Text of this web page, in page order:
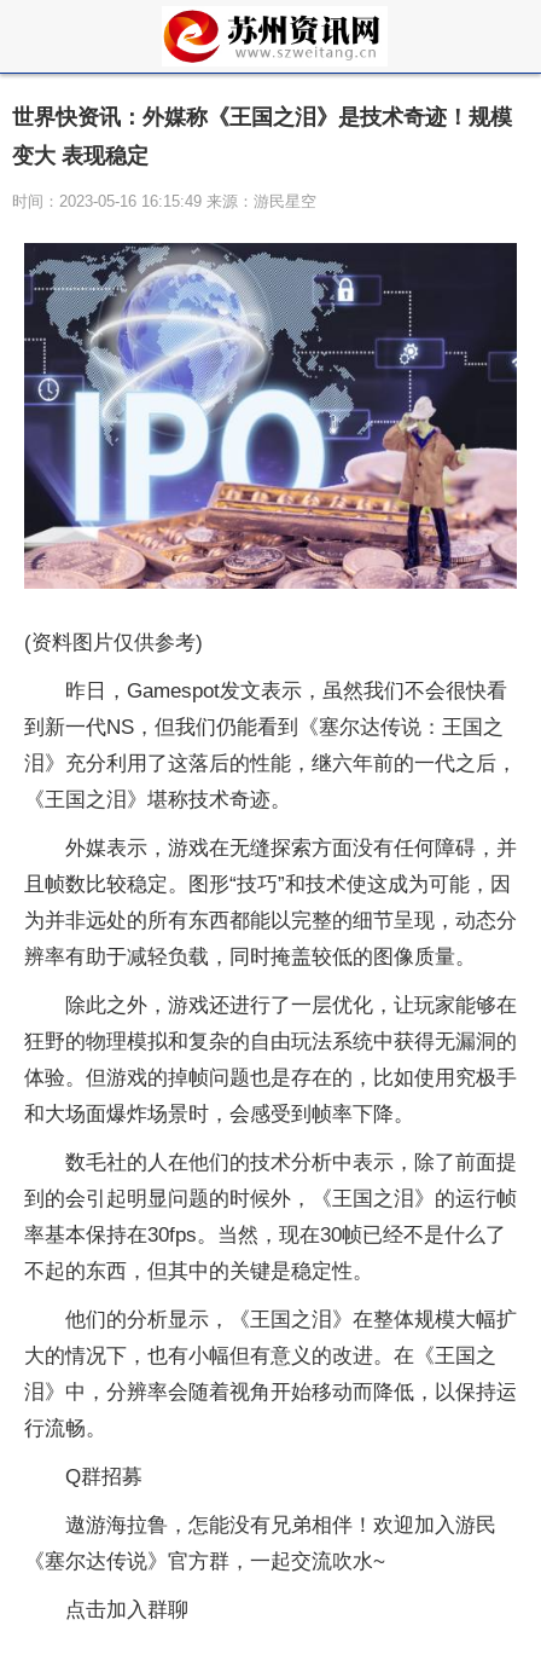
世界快资讯：外媒称《王国之泪》是技术奇迹！规模
变大 表现稳定
时间：2023-05-16 16:15:49 来源：游民星空
(资料图片仅供参考)
昨日，Gamespot发文表示，虽然我们不会很快看
到新一代NS，但我们仍能看到《塞尔达传说：王国之
泪》充分利用了这落后的性能，继六年前的一代之后，
《王国之泪》堪称技术奇迹。
外媒表示，游戏在无缝探索方面没有任何障碍，并
且帧数比较稳定。图形“技巧”和技术使这成为可能，因
为并非远处的所有东西都能以完整的细节呈现，动态分
辨率有助于减轻负载，同时掩盖较低的图像质量。
除此之外，游戏还进行了一层优化，让玩家能够在
狂野的物理模拟和复杂的自由玩法系统中获得无漏洞的
体验。但游戏的掉帧问题也是存在的，比如使用究极手
和大场面爆炸场景时，会感受到帧率下降。
数毛社的人在他们的技术分析中表示，除了前面提
到的会引起明显问题的时候外，《王国之泪》的运行帧
率基本保持在30fps。当然，现在30帧已经不是什么了
不起的东西，但其中的关键是稳定性。
他们的分析显示，《王国之泪》在整体规模大幅扩
大的情况下，也有小幅但有意义的改进。在《王国之
泪》中，分辨率会随着视角开始移动而降低，以保持运
行流畅。
Q群招募
遨游海拉鲁，怎能没有兄弟相伴！欢迎加入游民
《塞尔达传说》官方群，一起交流吹水~
点击加入群聊